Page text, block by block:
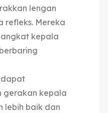
lengan
refleks. Mereka
kepala
gerakan kepala
lebih baik dan